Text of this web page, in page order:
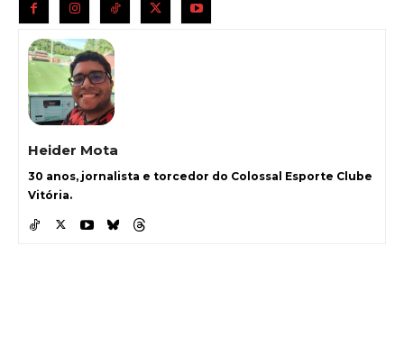
Heider Mota
30 anos, jornalista e torcedor do Colossal Esporte Clube
Vitória.